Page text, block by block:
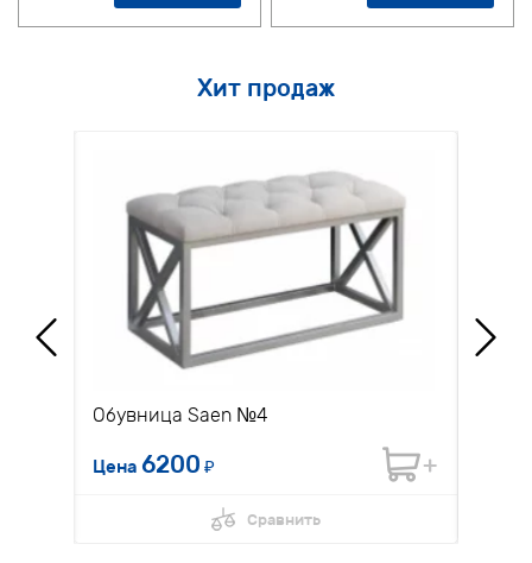
Хит продаж
Обувница Saen №4
Цена 6200 ₽
Сравнить